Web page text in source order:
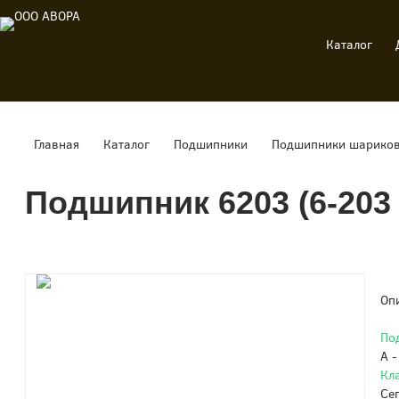
Каталог
Главная Каталог Подшипники Подшипники
Подшипник 6203 (6-
A